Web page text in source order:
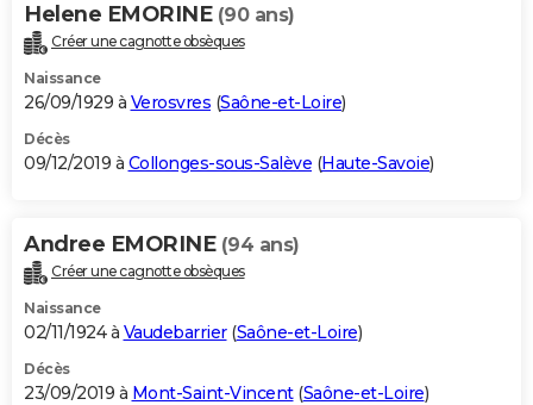
Helene EMORINE (90 ans)
Créer une cagnotte obsèques
Naissance
26/09/1929 à Verosvres (Saône-et-Loire)
Décès
09/12/2019 à Collonges-sous-Salève (Haute-Savoie)
Andree EMORINE (94 ans)
Créer une cagnotte obsèques
Naissance
02/11/1924 à Vaudebarrier(Saône-et-Loire)
Décès
23/09/2019 à Mont-Saint-Vincent(Saône-et-Loire)